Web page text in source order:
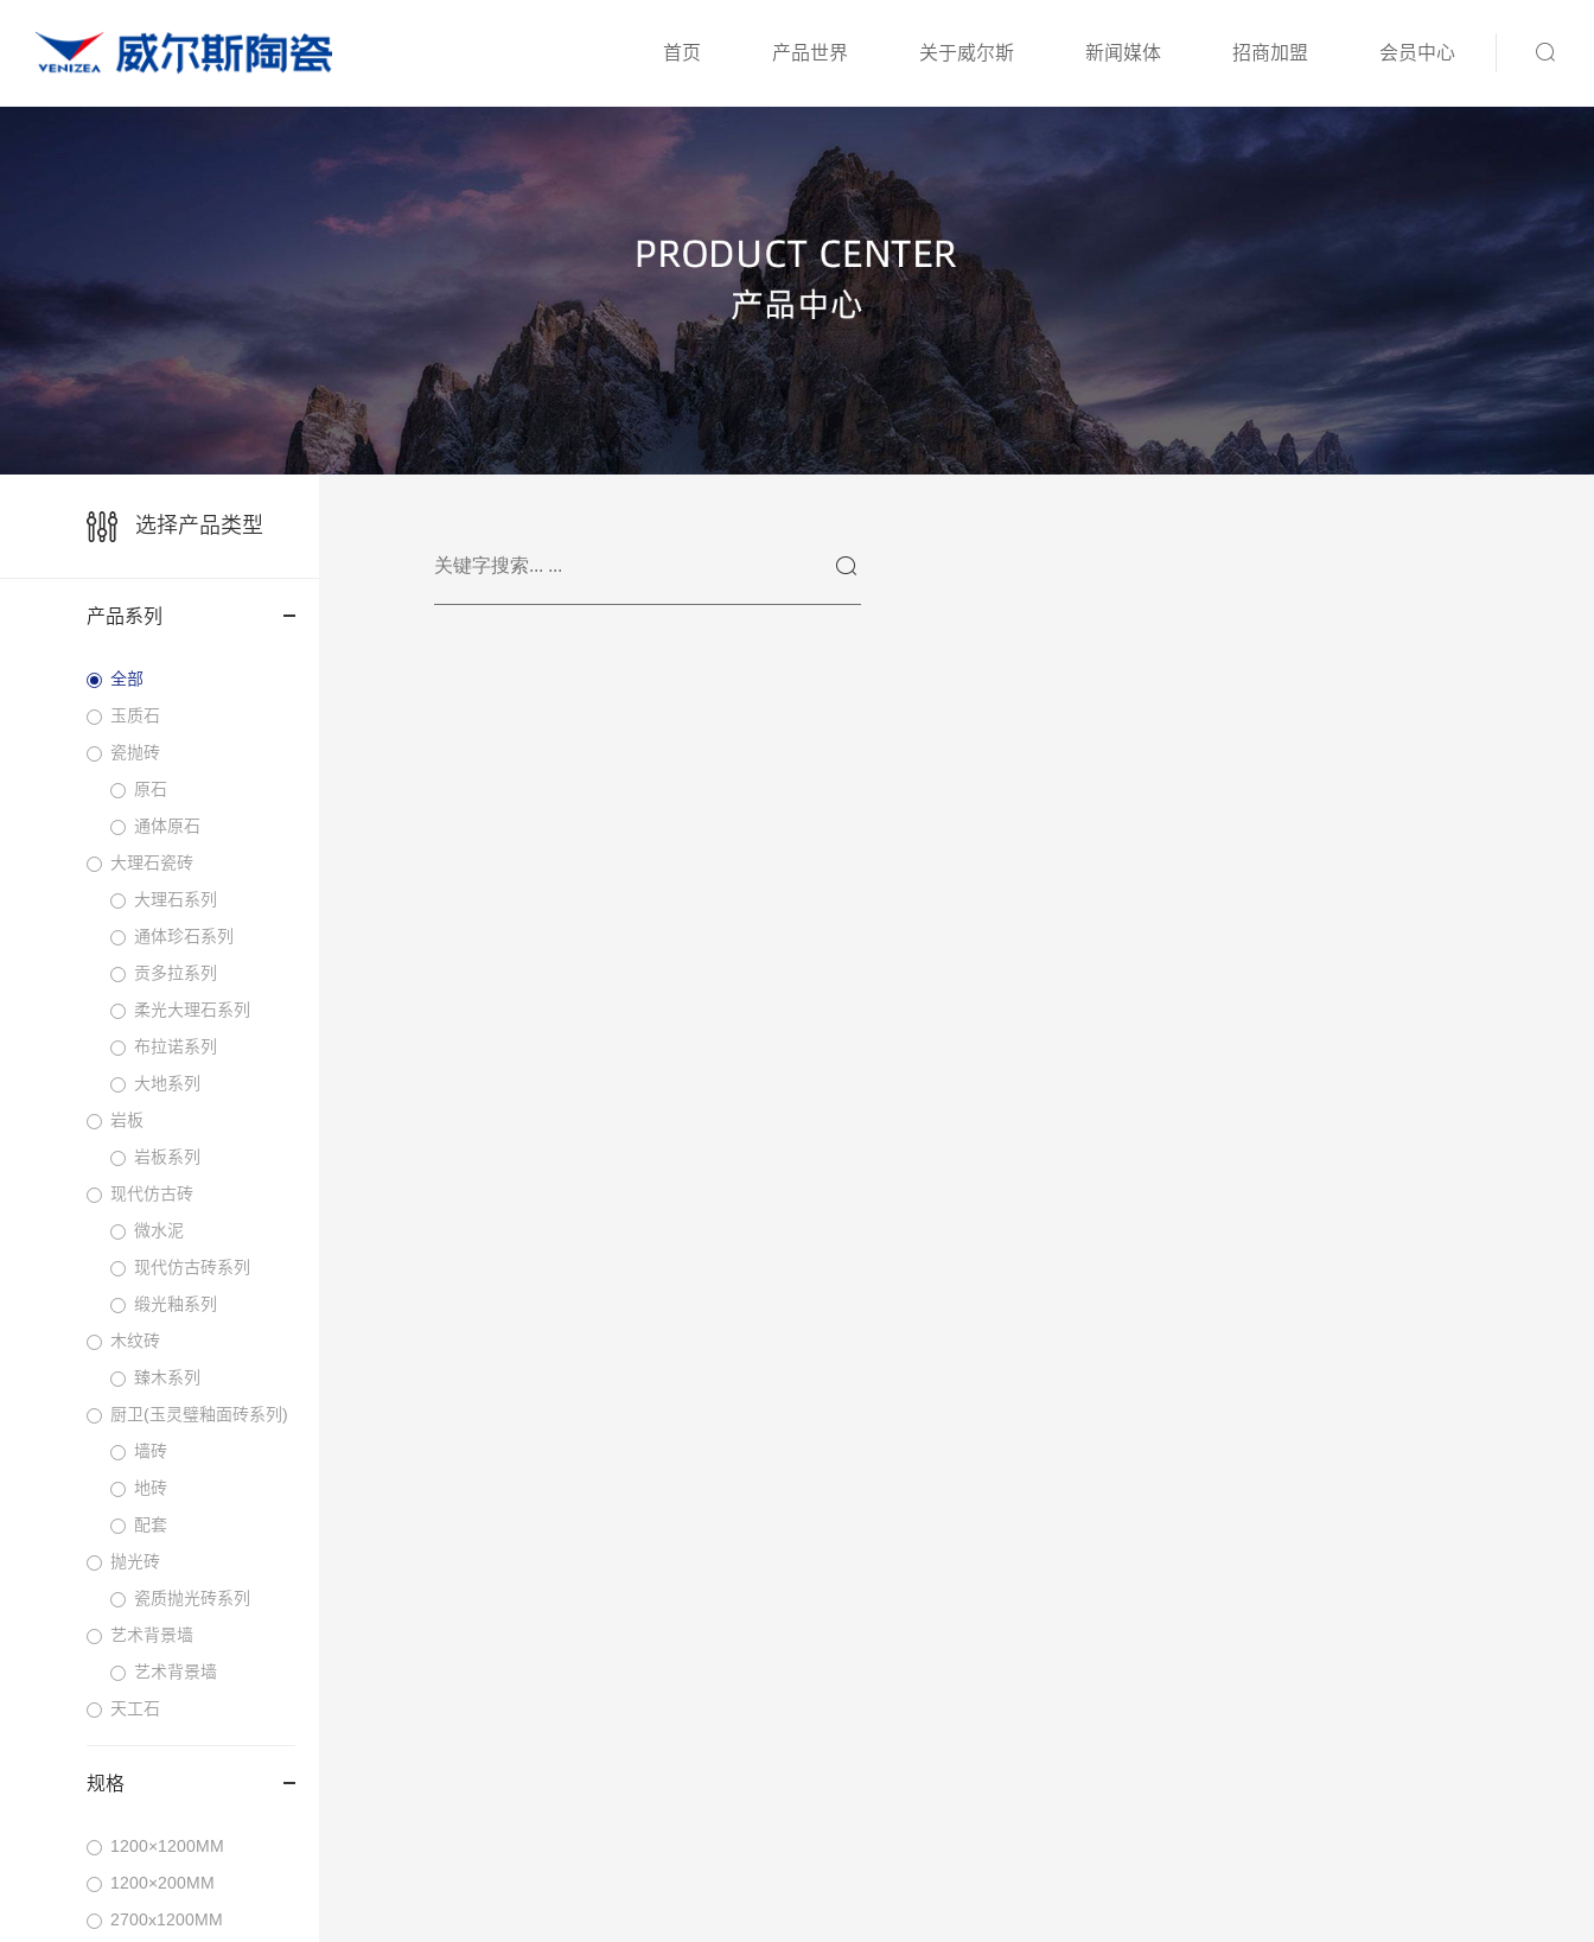
首页 产品世界 关于威尔斯 新闻媒体 招商加盟 会员中心
选择产品类型
产品系列
全部
玉质石
瓷抛砖
原石
通体原石
大理石瓷砖
大理石系列
通体珍石系列
贡多拉系列
柔光大理石系列
布拉诺系列
大地系列
岩板
岩板系列
现代仿古砖
微水泥
现代仿古砖系列
缎光釉系列
木纹砖
臻木系列
厨卫(玉灵璧釉面砖系列)
墙砖
地砖
配套
抛光砖
瓷质抛光砖系列
艺术背景墙
艺术背景墙
天工石
规格
1200×1200MM
1200×200MM
2700x1200MM